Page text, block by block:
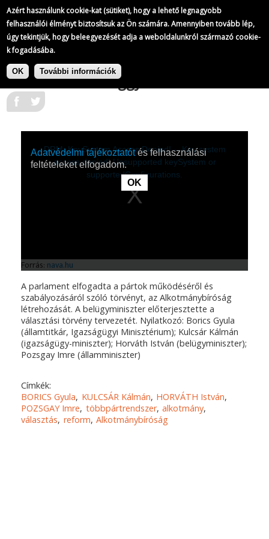
Azért használunk cookie-kat (sütiket), hogy a lehető legnagyobb
felhasználói élményt biztosítsuk az Ön számára. Amennyiben tovább lép,
úgy tekintjük, hogy beleegyezését adja a weboldalunkról származó cookie-
k fogadásába.
OK További információk
Ugrás
A Magyar Televízió híradói
612/823
A Magyar Televízió híradói
Ülésezik az országgyűlés
A parlament elfogadta a pártok működéséről és
szabályozásáról szóló törvényt, az Alkotmánybíróság
létrehozását. A belügyminiszter előterjesztette a
választási törvény tervezetét. Nyilatkozó: Borics Gyula
(államtitkár, Igazságügyi Minisztérium); Kulcsár Kálmán
(igazságügy-miniszter); Horváth István (belügyminiszter);
Pozsgay Imre (államminiszter)
Címkék:
BORICS Gyula
KULCSÁR Kálmán HORVÁTH István
POZSGAY Imre többpártrendszer alkotmány
választás reform Alkotmánybíróság